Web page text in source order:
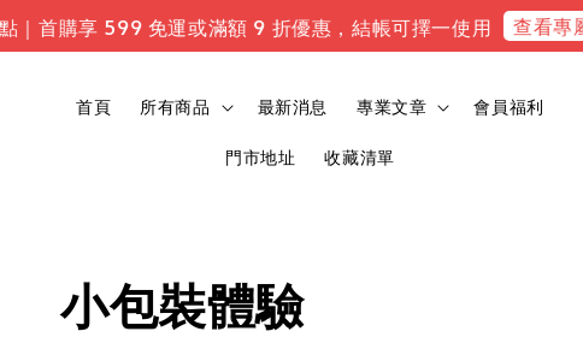
享 599 免運或滿額 9 折優惠，結帳可擇一使用 查看專屬禮遇
首頁 所有商品 最新消息 專業文章 會員福利
門市地址 收藏清單
小包裝體驗